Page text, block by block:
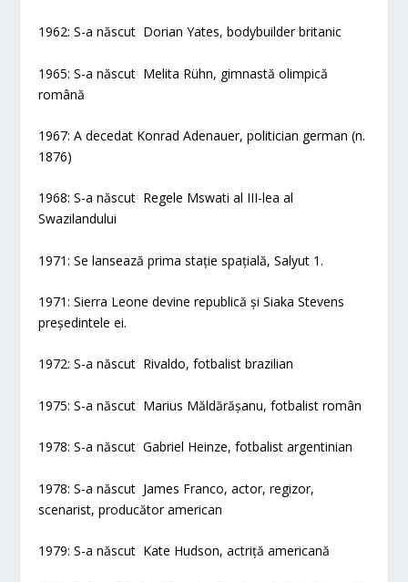
1962: S-a născut Dorian Yates, bodybuilder britanic
1965: S-a născut Melita Rühn, gimnastă olimpică
română
1967: A decedat Konrad Adenauer, politician german (n.
1876)
1968: S-a născut Regele Mswati al III-lea al
Swazilandului
1971: Se lansează prima stație spațială, Salyut 1.
1971: Sierra Leone devine republică și Siaka Stevens
președintele ei.
1972: S-a născut Rivaldo, fotbalist brazilian
1975: S-a născut Marius Măldărășanu, fotbalist român
1978: S-a născut Gabriel Heinze, fotbalist argentinian
1978: S-a născut James Franco, actor, regizor,
scenarist, producător american
1979: S-a născut Kate Hudson, actriță americană